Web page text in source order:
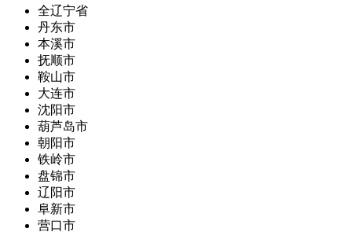
全辽宁省
丹东市
本溪市
抚顺市
鞍山市
大连市
沈阳市
葫芦岛市
朝阳市
铁岭市
盘锦市
辽阳市
阜新市
营口市